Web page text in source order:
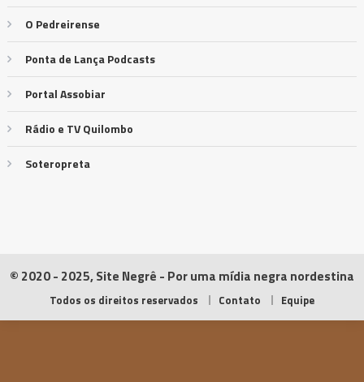
O Pedreirense
Ponta de Lança Podcasts
Portal Assobiar
Rádio e TV Quilombo
Soteropreta
© 2020 - 2025, Site Negrê - Por uma mídia negra nordestina
Todos os direitos reservados Contato Equipe